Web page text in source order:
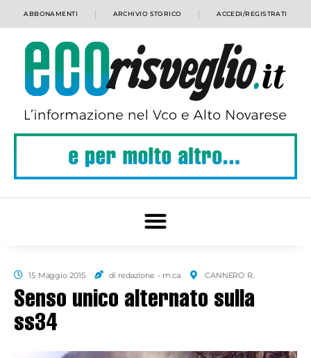
ABBONAMENTI ARCHIVIO STORICO ACCEDI/REGISTRATI
15 Maggio 2015 di redazione - m.ca. CANNERO R.
Senso unico alternato sulla
ss34